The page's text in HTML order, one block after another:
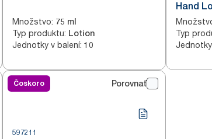
Množstvo: 75 ml
Typ produktu: Lotion
Jednotky v balení: 10
Hand
Typ
Čoskoro Porovnať
597211